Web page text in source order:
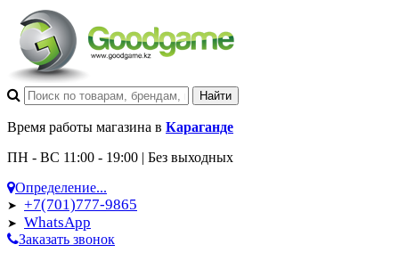
Время работы магазина в Караганде
ПН - ВС 11:00 - 19:00 | Без выходных
Определение...
➤ +7(701)777-9865
➤ WhatsApp
Заказать звонок